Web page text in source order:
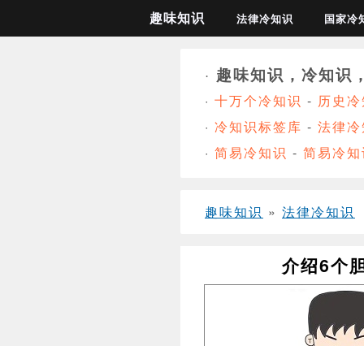
趣味知识 法律冷知识 国家冷
· 趣味知识，冷知识
· 十万个冷知识 - 历史
· 冷知识标签库 - 法律
· 简易冷知识 - 简易冷
趣味知识 » 法律冷知识
介绍6个